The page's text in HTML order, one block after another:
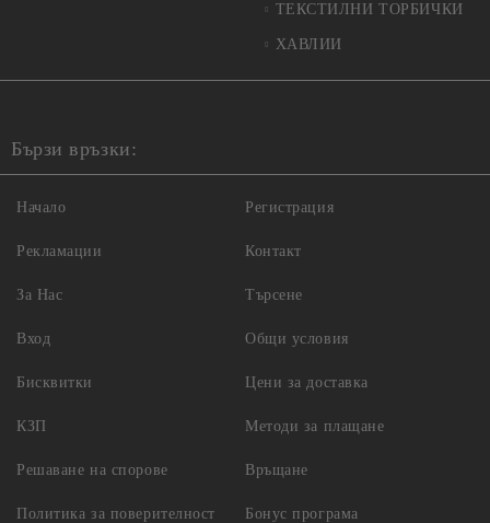
ТЕКСТИЛНИ ТОРБИЧКИ
ХАВЛИИ
Бързи връзки:
Начало
Рекламации
За Нас
Вход
Регистрация
Контакт
Търсене
Общи условия
Бисквитки
КЗП
Решаване на спорове
Политика за поверителност
Цени за доставка
Методи за плащане
Връщане
Бонус програма